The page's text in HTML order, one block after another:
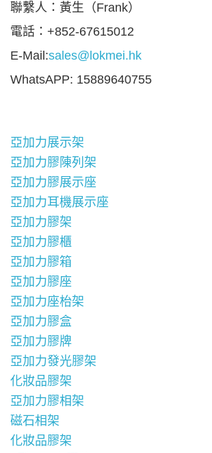
聯繫人：黃生（Frank）
電話：+852-67615012
E-Mail:sales@lokmei.hk
WhatsAPP: 15889640755
亞加力展示架
亞加力膠陳列架
亞加力膠展示座
亞加力耳機展示座
亞加力膠架
亞加力膠櫃
亞加力膠箱
亞加力膠座
亞加力座枱架
亞加力膠盒
亞加力膠牌
亞加力發光膠架
化妝品膠架
亞加力膠相架
磁石相架
化妝品膠架